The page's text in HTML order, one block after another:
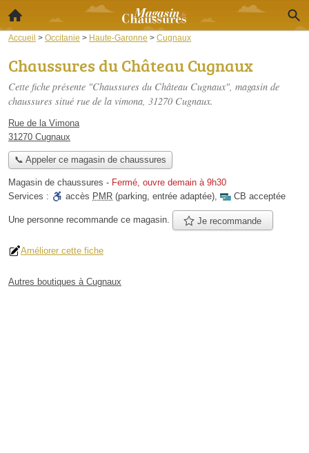
Accueil > Occitanie > Haute-Garonne > Cugnaux
Chaussures du Château Cugnaux
Cette fiche présente "Chaussures du Château Cugnaux", magasin de
chaussures situé rue de la vimona, 31270 Cugnaux.
Rue de la Vimona
31270 Cugnaux
📞 Appeler ce magasin de chaussures
Magasin de chaussures - Fermé, ouvre demain à 9h30
Services :
accès PMR (parking, entrée adaptée), CB acceptée
Une personne recommande ce magasin. Je recommande
Améliorer cette fiche
Autres boutiques à Cugnaux